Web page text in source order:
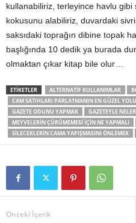
kullanabiliriz, terleyince havlu gibi
kokusunu alabiliriz, duvardaki
saksıdaki toprağın dibine topak
başlığında 10 dedik ya burada
olmaktan çıkar kitap bile olur…
ETIKETLER ALTERNATIF KULLANIMLAR
CAM SATIHLARI PARLATMANIN EN GÜZEL YOLU
GAZETE ODUNU YAPMAK
GAZETEYLE
MEYVELERIN ÇÜRÜMEMESI IÇIN NE YAPMALI
SILECEKLERIN CAMA YAPIŞMASINI ÖNLEMEK
Önceki İçerik